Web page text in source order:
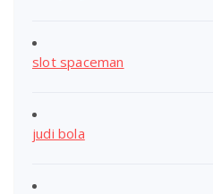
slot spaceman
judi bola